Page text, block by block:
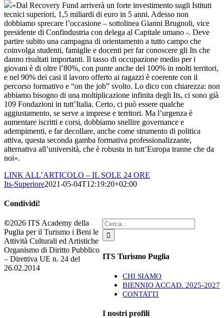
«Dal Recovery Fund arriverà un forte investimento sugli Istituti
tecnici superiori, 1,5 miliardi di euro in 5 anni. Adesso non
dobbiamo sprecare l’occasione – sottolinea Gianni Brugnoli, vice
presidente di Confindustria con delega al Capitale umano -. Deve
partire subito una campagna di orientamento a tutto campo che
coinvolga studenti, famiglie e docenti per far conoscere gli Its che
danno risultati importanti. Il tasso di occupazione medio per i
giovani è di oltre l’80%, con punte anche del 100% in molti territori,
e nel 90% dei casi il lavoro offerto ai ragazzi è coerente con il
percorso formativo e “on the job” svolto. Lo dico con chiarezza: non
abbiamo bisogno di una moltiplicazione infinita degli Its, ci sono già
109 Fondazioni in tutt’Italia. Certo, ci può essere qualche
aggiustamento, se serve a imprese e territori. Ma l’urgenza è
aumentare iscritti e corsi, dobbiamo snellire governance e
adempimenti, e far decollare, anche come strumento di politica
attiva, questa seconda gamba formativa professionalizzante,
alternativa all’università, che è robusta in tutt’Europa tranne che da
noi».
LINK ALL’ARTICOLO – IL SOLE 24 ORE
Its-Superiore2021-05-04T12:19:20+02:00
Condividi!
Facebook
X
LinkedIn
Pinterest
Email
Cerca
per:
ITS Turismo Puglia
CHI SIAMO
BIENNIO ACCAD. 2025-2027
CONTATTI
I nostri profili
©2026 ITS Academy della
Puglia per il Turismo i Beni le
Attività Culturali ed Artistiche
Organismo di Diritto Pubblico
– Direttiva UE n. 24 del
26.02.2014